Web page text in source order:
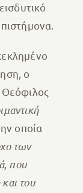
ο
οποία
των
που
του